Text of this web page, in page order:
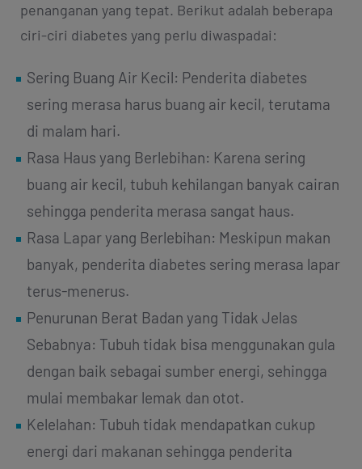
penanganan yang tepat. Berikut adalah beberapa
ciri-ciri diabetes yang perlu diwaspadai:
Sering Buang Air Kecil: Penderita diabetes
sering merasa harus buang air kecil, terutama
di malam hari.
Rasa Haus yang Berlebihan: Karena sering
buang air kecil, tubuh kehilangan banyak cairan
sehingga penderita merasa sangat haus.
Rasa Lapar yang Berlebihan: Meskipun makan
banyak, penderita diabetes sering merasa lapar
terus-menerus.
Penurunan Berat Badan yang Tidak Jelas
Sebabnya: Tubuh tidak bisa menggunakan gula
dengan baik sebagai sumber energi, sehingga
mulai membakar lemak dan otot.
Kelelahan: Tubuh tidak mendapatkan cukup
energi dari makanan sehingga penderita